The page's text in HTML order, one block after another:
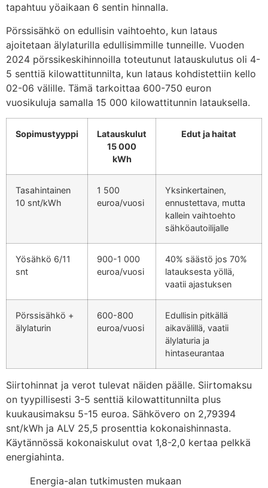
tapahtuu yöaikaan 6 sentin hinnalla.
Pörssisähkö on edullisin vaihtoehto, kun lataus
ajoitetaan älylaturilla edullisimmille tunneille. Vuoden
2024 pörssikeskihinnoilla toteutunut latauskulutus oli 4-
5 senttiä kilowattitunnilta, kun lataus kohdistettiin kello
02-06 välille. Tämä tarkoittaa 600-750 euron
vuosikuluja samalla 15 000 kilowattitunnin latauksella.
Sopimustyyppi
Latauskulut
15 000
kWh
Edut ja haitat
Tasahintainen
10 snt/kWh
1 500
euroa/vuosi
Yksinkertainen,
ennustettava, mutta
kallein vaihtoehto
sähköautoilijalle
Yösähkö 6/11
snt
900-1 000
euroa/vuosi
40% säästö jos 70%
latauksesta yöllä,
vaatii ajastuksen
Pörssisähkö +
älylaturin
600-800
euroa/vuosi
Edullisin pitkällä
aikavälillä, vaatii
älylaturia ja
hintaseurantaa
Siirtohinnat ja verot tulevat näiden päälle. Siirtomaksu
on tyypillisesti 3-5 senttiä kilowattitunnilta plus
kuukausimaksu 5-15 euroa. Sähkövero on 2,79394
snt/kWh ja ALV 25,5 prosenttia kokonaishinnasta.
Käytännössä kokonaiskulut ovat 1,8-2,0 kertaa pelkkä
energiahinta.
Energia-alan tutkimusten mukaan